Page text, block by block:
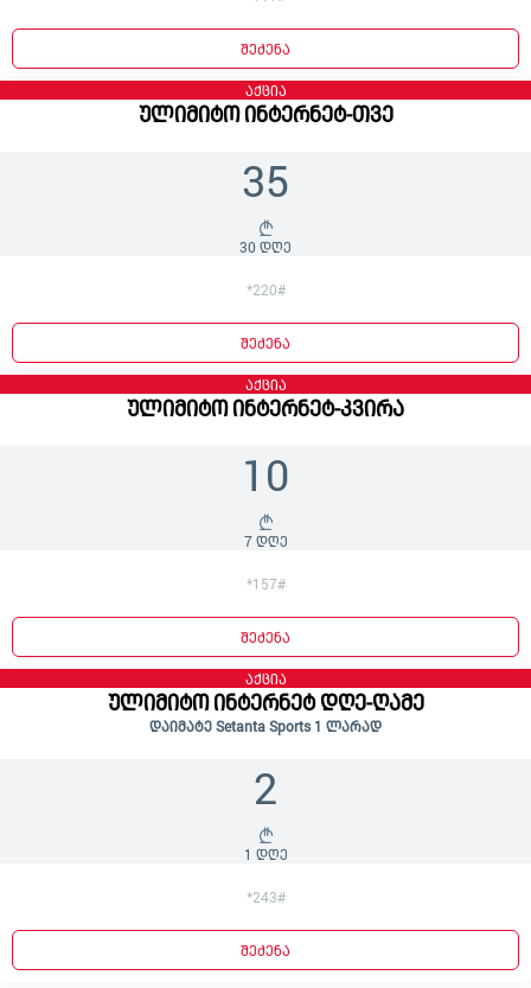
შეძენა
აქცია
ულიმიტო ინტერნეტ-თვე
35
30 დღე
*220#
შეძენა
აქცია
ულიმიტო ინტერნეტ-კვირა
10
7 დღე
*157#
შეძენა
აქცია
ულიმიტო ინტერნეტ დღე-ღამე
დაიმატე Setanta Sports 1 ლარად
2
1 დღე
*243#
შეძენა